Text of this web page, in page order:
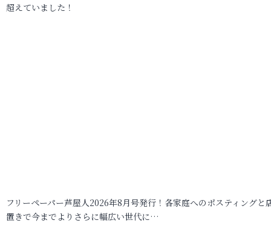
超えていました！
フリーペーパー芦屋人2026年8月号発行！各家庭へのポスティングと
置きで今までよりさらに幅広い世代に…